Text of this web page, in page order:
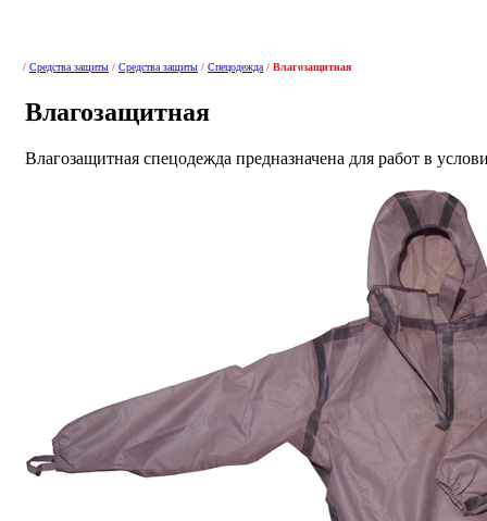
/ Средства защиты / Средства защиты / Спецодежда / Влагозащитная
Влагозащитная
Влагозащитная спецодежда предназначена для работ в